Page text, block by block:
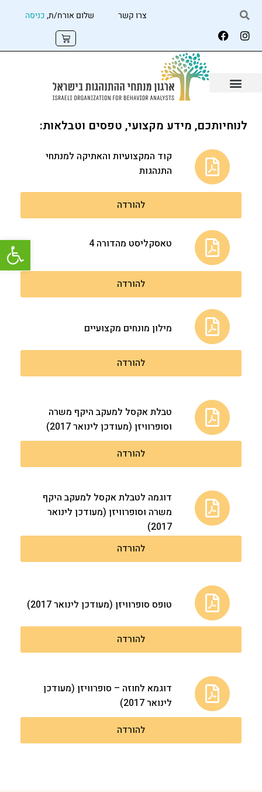
צרו קשר שלום אורח/ת,כניסה
לנוחיותכם, מידע מקצועי, טפסים וטבלאות:
קוד המקצועיות והאתיקה למנתחי
התנהגות
להורדה
טאסקליסט מהדורה 4
להורדה
מילון מונחים מקצועיים
להורדה
טבלת אקסל למעקב היקף משרה
וסופרוויזן (מעודכן לינואר 2017)
להורדה
דוגמה לטבלת אקסל למעקב היקף
משרה וסופרוויזן (מעודכן לינואר
2017)
להורדה
טופס סופרוויזן (מעודכן לינואר 2017)
להורדה
דוגמא לחוזה – סופרוויזן (מעודכן
לינואר 2017)
להורדה